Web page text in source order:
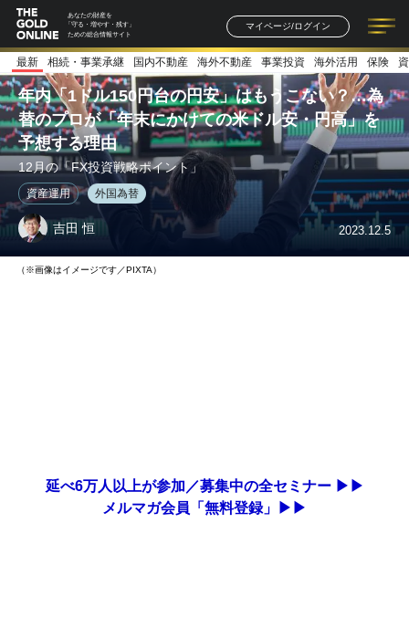
あなたの財産を
「守る・増やす・残す」
ための総合情報サイト
マイページ/ログイン
記事一覧 連載一覧
著者一覧 書籍一覧
最新 相続・事業承継 国内不動産 海外不動産 事業投資 海外活用 保険
年内「1ドル150円台の円安」はもうこない？…為
替のプロが「年末にかけての米ドル安・円高」を
予想する理由
12月の「FX投資戦略ポイント」
資産運用 外国為替
吉田 恒 2023.12.5
（※画像はイメージです／PIXTA）
延べ6万人以上が参加／募集中の全セミナー ▶▶
メルマガ会員「無料登録」▶▶